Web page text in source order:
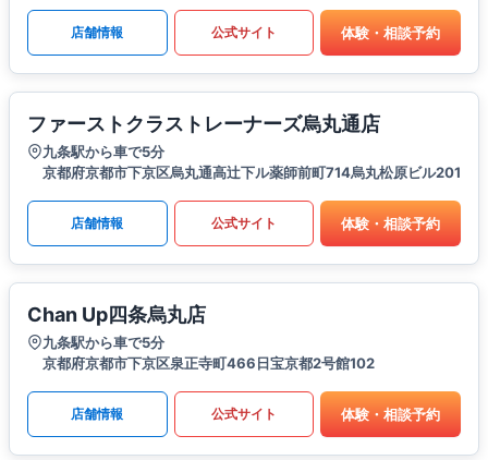
店舗情報 公式サイト 体験・相談予約
ファーストクラストレーナーズ烏丸通店
九条駅から車で5分
京都府京都市下京区烏丸通高辻下ル薬師前町714烏丸松原ビル201
店舗情報 公式サイト 体験・相談予約
Chan Up四条烏丸店
九条駅から車で5分
京都府京都市下京区泉正寺町466日宝京都2号館102
店舗情報 公式サイト 体験・相談予約